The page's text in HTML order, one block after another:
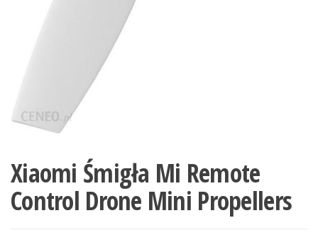
Xiaomi Śmigła Mi Remote
Control Drone Mini Propellers